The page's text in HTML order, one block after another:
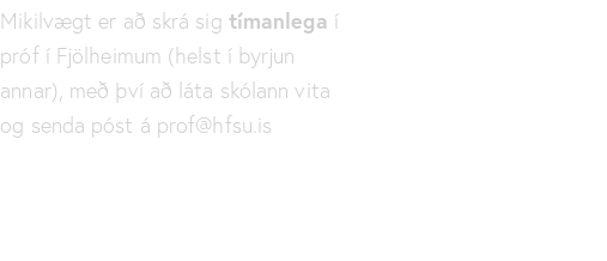
Mikilvægt er að skrá sig tímanlega í
próf í Fjölheimum (helst í byrjun
annar), með því að láta skólann vita
og senda póst á prof@hfsu.is